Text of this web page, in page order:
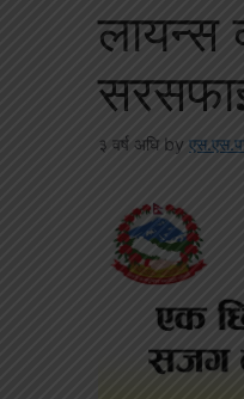
लायन्स
३ वर्ष अघि by